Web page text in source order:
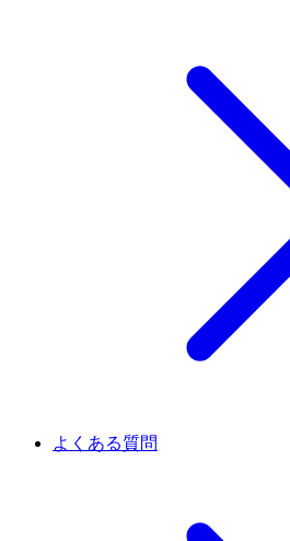
よくある質問